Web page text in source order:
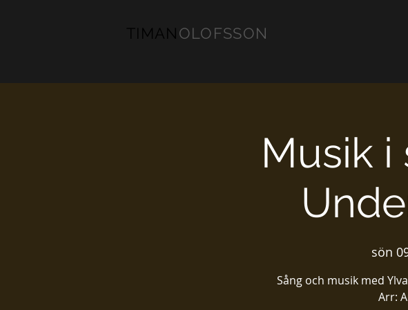
TIMANOLOFSSON
Musik i
sön
Sång och musik med
Arr: